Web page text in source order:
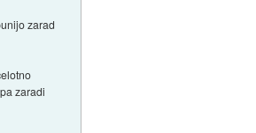
zarad
zaradi